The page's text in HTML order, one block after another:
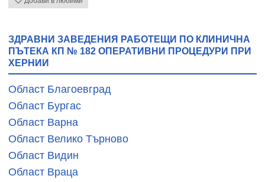
ЗДРАВНИ ЗАВЕДЕНИЯ РАБОТЕЩИ ПО КЛИНИЧНА
ПЪТЕКА КП № 182 ОПЕРАТИВНИ ПРОЦЕДУРИ ПРИ
ХЕРНИИ
Област Благоевград
Област Бургас
Област Варна
Област Велико Търново
Област Видин
Област Враца